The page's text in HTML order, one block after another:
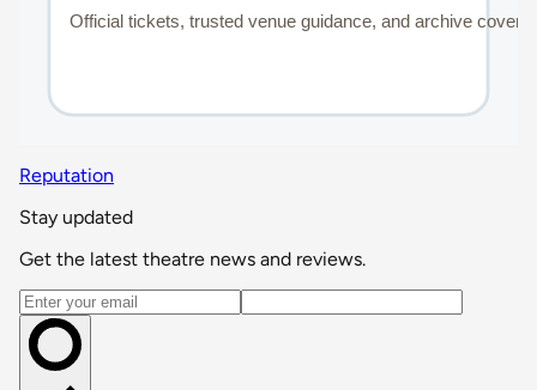
Reputation
Stay updated
Get the latest theatre news and reviews.
Email address